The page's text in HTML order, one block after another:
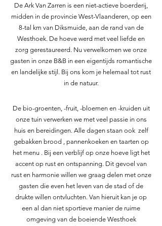
De Ark Van Zarren is een niet-actieve boerderij,
midden in de provincie West-Vlaanderen, op een
8-tal km van Diksmuide, aan de rand van de
Westhoek. De hoeve werd met veel liefde en
zorg gerestaureerd. Nu verwelkomen we onze
gasten in onze B&B in een eigentijds romantische
en landelijke stijl. Bij ons kom je helemaal tot rust
in de natuur.
De bio-groenten, -fruit, -bloemen en -kruiden uit
onze tuin verwerken we met veel passie in ons
huis en bereidingen. Alle dagen staan ook zelf
gebakken brood , pannenkoeken en taarten op
het menu . Bij een verblijf op onze hoeve ligt het
accent op rust en ontspanning. Dit gevoel van
rust en harmonie willen we graag delen met onze
gasten die even het leven van de stad of de
drukte willen ontvluchten. Van hieruit kan je op
een al dan niet sportieve manier de ruime
omgeving van de boeiende Westhoek